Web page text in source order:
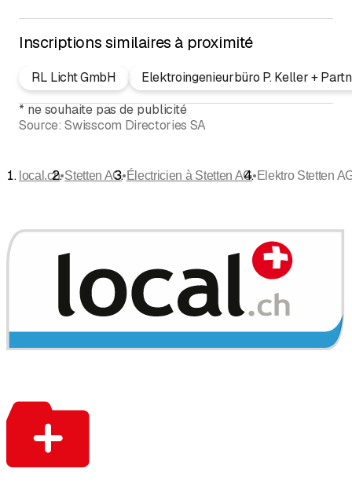
Inscriptions similaires à proximité
RL Licht GmbH
Elektroingenieurbüro P. Keller +
* ne souhaite pas de publicité
Source: Swisscom Directories SA
local.ch•Stetten AG•Électricien à Stetten AG•Elektro Stetten